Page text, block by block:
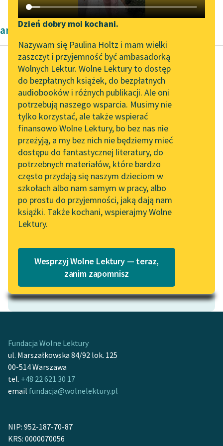
Katalog DAISY
Podkasty o książkach
Zgłoś brak utworu
Aktualności
„Prokurator Alicja Horn”
do słuchania
Byliśmy częścią AI Impact
Lab
Zapraszamy na spotkanie
online z tłumaczkami
literatury skandynawskiej
Spotkanie z Katarzyną
Tunkiel w Oslo
102. lata temu zmarł
Joseph Conrad
Lektury szkolne i klasyka
literatury do słuchania dla
uczennic i uczniów z
niepełnosprawnościami
szkolnych i literatury do
słuchania dla uczennic i
uczniów z
niepełnosprawnościami
Feministyczne inspiracje.
feministycznej
Narzędzia
Mapa Wolnych Lektur
Leśmianator
Przewodnik dla piszących i
czytających
API
OAI-PMH
Widget Wolnych Lektur
Przypisy
Katalog w formacie PDF
Dzień dobry moi kochani.
Nazywam się Paulina Holtz i mam wielki
zaszczyt i przyjemność być ambasadorką
Wolnych Lektur. Wolne Lektury to dostęp
do bezpłatnych książek, do bezpłatnych
audiobooków i różnych publikacji. Ale oni
potrzebują naszego wsparcia. Musimy nie
tylko korzystać, ale także wspierać
finansowo Wolne Lektury, bo bez nas nie
przeżyją, a my bez nich nie będziemy mieć
dostępu do fantastycznej literatury, do
potrzebnych materiałów, które bardzo
często przydają się naszym dzieciom w
szkołach albo nam samym w pracy, albo
po prostu do przyjemności, jaką dają nam
książki. Także kochani, wspierajmy Wolne
Lektury.
Wesprzyj Wolne Lektury — teraz,
zanim zapomnisz
artykuły naukowe Cecylii Walewskiej
Cecylia Walewska
Kobieta polska w
nauce
W zakresie prawa nie
znalazła się dotąd
uczona teoretyczka
polska. Pierwszą
prawniczką była p.
Janina...
Motyw: Prawo
Fundacja Wolne Lektury
ul. Marszałkowska 84/92 lok. 125
00-514 Warszawa
tel. +48 22 621 30 17
email fundacja@wolnelektury.pl
NIP: 952-187-70-87
KRS: 0000070056